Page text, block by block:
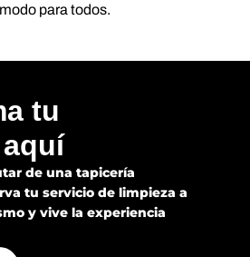
para todos.
tu
de una tapicería
tu servicio de limpieza a
y vive la experiencia